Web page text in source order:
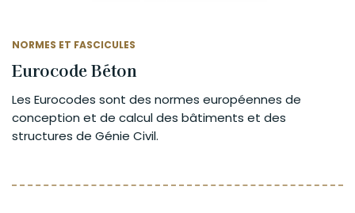
NORMES ET FASCICULES
Eurocode Béton
Les Eurocodes sont des normes européennes de
conception et de calcul des bâtiments et des
structures de Génie Civil.